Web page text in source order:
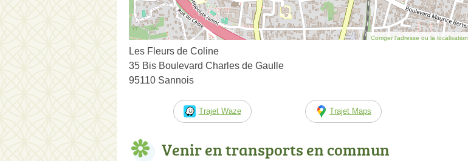
Corriger l’adresse ou la localisation
Les Fleurs de Coline
35 Bis Boulevard Charles de Gaulle
95110 Sannois
Trajet Waze Trajet Maps
Venir en transports en commun